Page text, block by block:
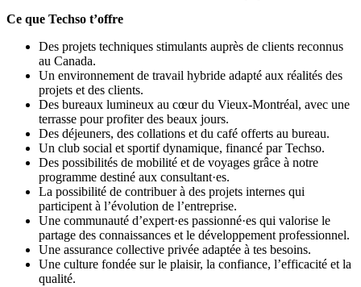
Ce que Techso t’offre
Des projets techniques stimulants auprès de clients reconnus
au Canada.
Un environnement de travail hybride adapté aux réalités des
projets et des clients.
Des bureaux lumineux au cœur du Vieux-Montréal, avec une
terrasse pour profiter des beaux jours.
Des déjeuners, des collations et du café offerts au bureau.
Un club social et sportif dynamique, financé par Techso.
Des possibilités de mobilité et de voyages grâce à notre
programme destiné aux consultant·es.
La possibilité de contribuer à des projets internes qui
participent à l’évolution de l’entreprise.
Une communauté d’expert·es passionné·es qui valorise le
partage des connaissances et le développement professionnel.
Une assurance collective privée adaptée à tes besoins.
Une culture fondée sur le plaisir, la confiance, l’efficacité et la
qualité.